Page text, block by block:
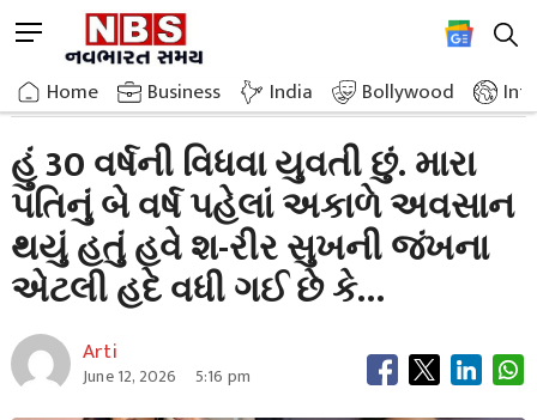
to
content
M
n
u
u
t
t
o
Home Business India Bollywood
Home»Relationship»I Am A 30 Year Old Widow My Husband Passed 2
હું 30 વર્ષની વિધવા યુવતી છું. મારા
પતિનું બે વર્ષ પહેલાં અકાળે અવસાન
થયું હતું હવે શ-રીર સુખની જંખના
એટલી હદે વધી ગઈ છે કે…
Arti
June 12, 2026 5:16 pm